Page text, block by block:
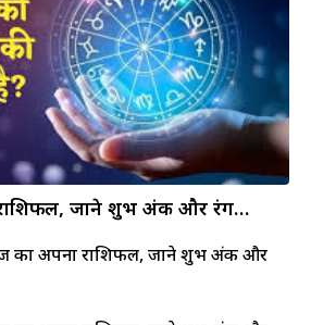
जाने शुभ अंक और रंग…
अपना राशिफल, जाने शुभ अंक और